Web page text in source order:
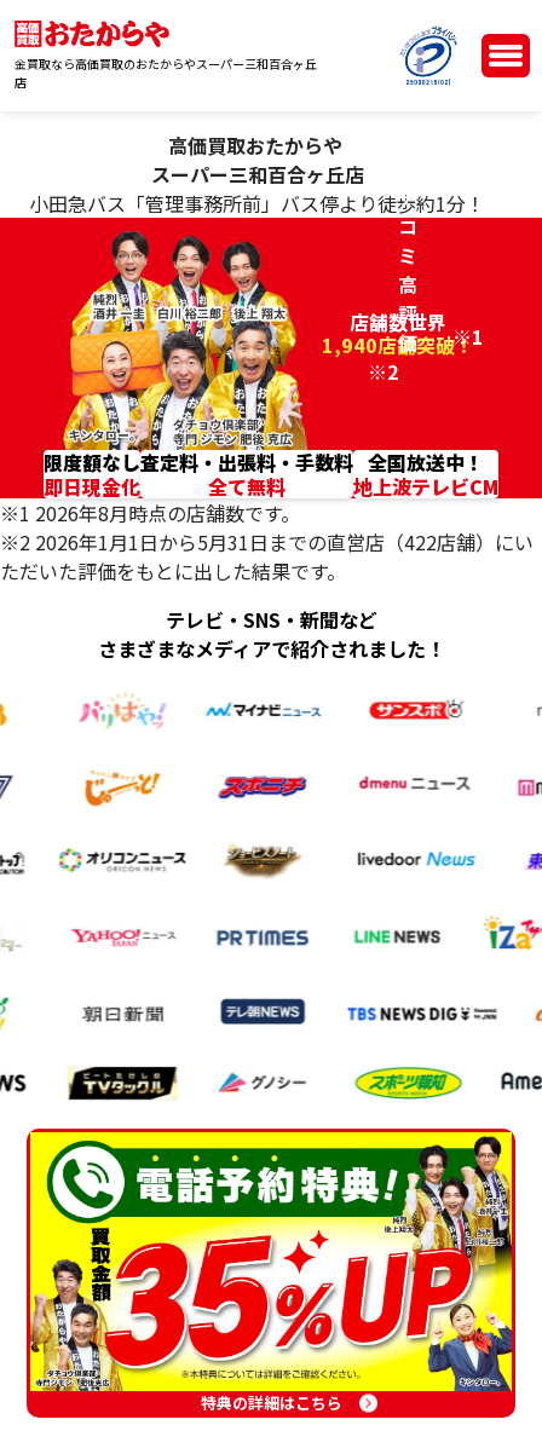
金買取なら高価買取のおたからやスーパー三和百合ヶ丘
店
高価買取おたからや
スーパー三和百合ヶ丘店
小田急バス「管理事務所前」バス停より徒歩約1分！
店舗数世界
1,940店舗突破！
※1
チ
コ
ミ
高
評
価
96.2%
※2
限度額なし
即日現金化
査定料・出張料・手数料
全て無料
全国放送中！
地上波テレビCM
※1 2026年8月時点の店舗数です。
※2 2026年1月1日から5月31日までの直営店（422店舗）にい
ただいた評価をもとに出した結果です。
テレビ・SNS・新聞など
さまざまなメディアで紹介されました！
特典の詳細はこちら